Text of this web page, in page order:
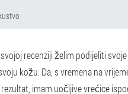
recenziji želim podijeliti
kožu. Da, s vremena na
imam uočljive vrećice